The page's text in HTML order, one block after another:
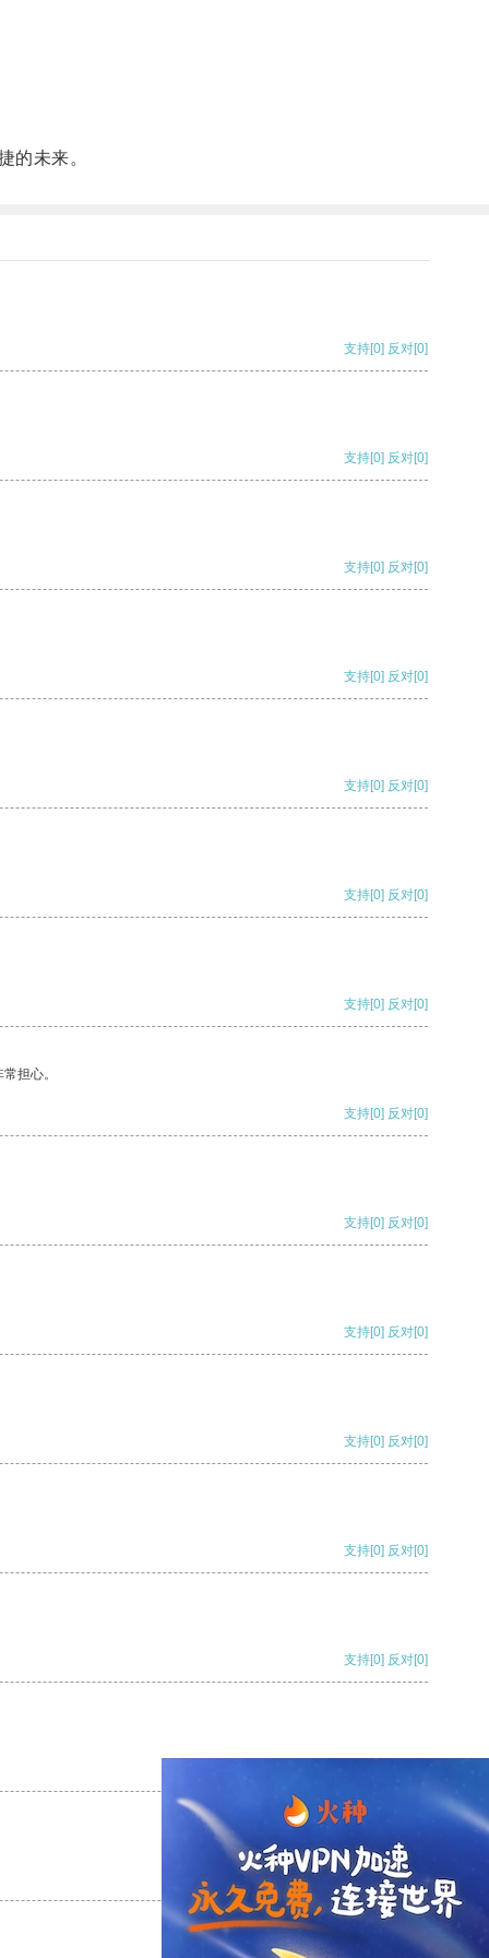
未来。
支持[0] 反对[0]
支持[0] 反对[0]
支持[0] 反对[0]
支持[0] 反对[0]
支持[0] 反对[0]
支持[0] 反对[0]
支持[0] 反对[0]
担心。
支持[0] 反对[0]
支持[0] 反对[0]
支持[0] 反对[0]
支持[0] 反对[0]
支持[0] 反对[0]
支持[0] 反对[0]
支持 [0] 反对 [0]